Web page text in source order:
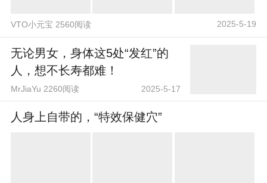
VTO小元宝 2560阅读 2025-5-19
无论男女，身体这5处“发红”的
人，想不长寿都难！
MrJiaYu 2260阅读 2025-5-17
人身上自带的，“特效保健穴”